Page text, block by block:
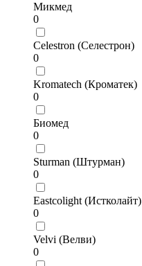
Микмед
0
Celestron (Селестрон)
0
Kromatech (Кроматек)
0
Биомед
0
Sturman (Штурман)
0
Eastcolight (Истколайт)
0
Velvi (Велви)
0